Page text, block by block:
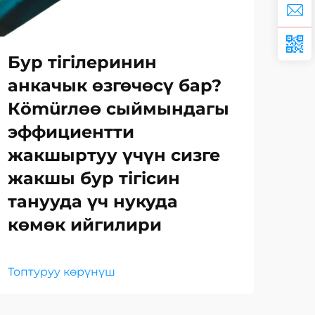
Бур тігілеринин
анкачык өзгөчөсү бар?
Кömürлөө сыймындагы
эффициентти
жакшыртуу үчүн сизге
жакшы бур тігісин
танууда үч нукуда
көмөк ийгилири
Топтуруу көрүнүш